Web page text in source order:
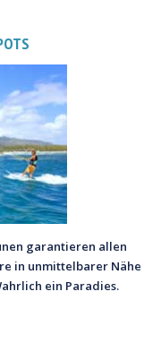
garantieren allen
in unmittelbarer Nähe
ein Paradies.